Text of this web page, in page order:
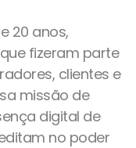
20 anos,
fizeram parte
clientes e
missão de
digital de
no poder